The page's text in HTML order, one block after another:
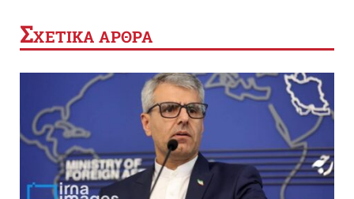
ΣΧΕΤΙΚΑ ΑΡΘΡΑ